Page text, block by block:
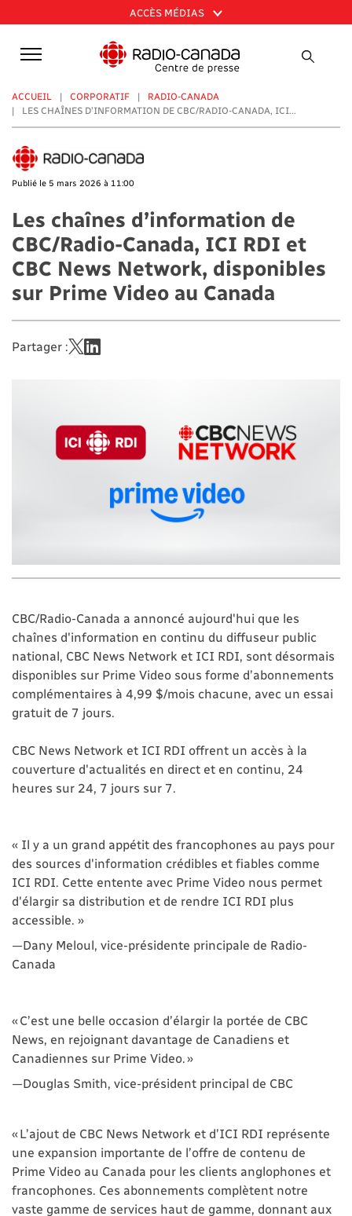
au
contenu
principal
ACCÈS MÉDIAS
ACCUEIL CORPORATIF
RADIO-CANADA
LES CHAÎNES D’INFORMATION DE CBC/RADIO-CANADA, ICI...
Publié le 5 mars 2026 à 11:00
Les chaînes d’information de
CBC/Radio-Canada, ICI RDI et
CBC News Network, disponibles
sur Prime Video au Canada
Partager :
CBC/Radio-Canada a annoncé aujourd'hui que les
chaînes d'information en continu du diffuseur public
national, CBC News Network et ICI RDI, sont désormais
disponibles sur Prime Video sous forme d’abonnements
complémentaires à 4,99 $/mois chacune, avec un essai
gratuit de 7 jours.
CBC News Network et ICI RDI offrent un accès à la
couverture d'actualités en direct et en continu, 24
heures sur 24, 7 jours sur 7.
« Il y a un grand appétit des francophones au pays pour
des sources d'information crédibles et fiables comme
ICI RDI. Cette entente avec Prime Video nous permet
d'élargir sa distribution et de rendre ICI RDI plus
accessible. »
—Dany Meloul, vice-présidente principale de Radio-
Canada
« C’est une belle occasion d’élargir la portée de CBC
News, en rejoignant davantage de Canadiens et
Canadiennes sur Prime Video. »
—Douglas Smith, vice-président principal de CBC
« L’ajout de CBC News Network et d’ICI RDI représente
une expansion importante de l’offre de contenu de
Prime Video au Canada pour les clients anglophones et
francophones. Ces abonnements complètent notre
vaste gamme de services haut de gamme, donnant aux